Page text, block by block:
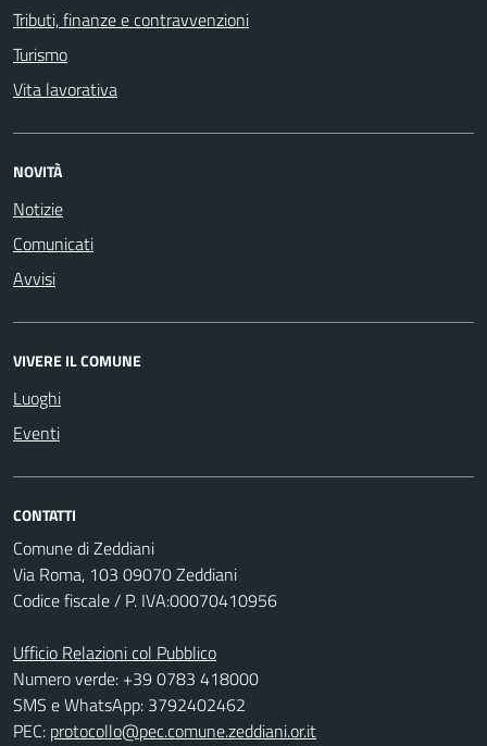
Tributi, finanze e contravvenzioni
Turismo
Vita lavorativa
NOVITÀ
Notizie
Comunicati
Avvisi
VIVERE IL COMUNE
Luoghi
Eventi
CONTATTI
Comune di Zeddiani
Via Roma, 103 09070 Zeddiani
Codice fiscale / P. IVA:00070410956
Ufficio Relazioni col Pubblico
Numero verde: +39 0783 418000
SMS e WhatsApp: 3792402462
PEC: protocollo@pec.comune.zeddiani.or.it